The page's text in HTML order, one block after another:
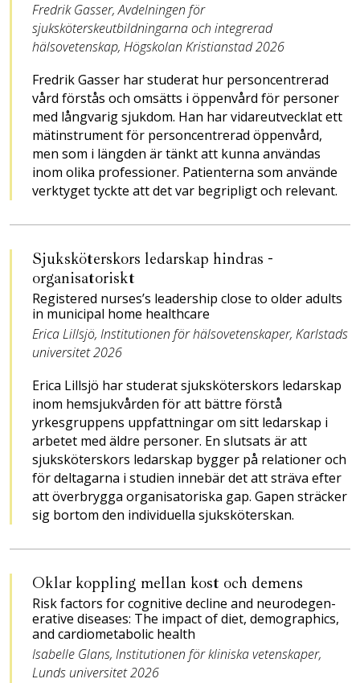
Fredrik Gasser, Avdelningen för
sjuksköterskeutbildningarna och integrerad
hälsovetenskap, Högskolan Kristianstad 2026
Fredrik Gasser har studerat­ hur personcentrerad
vård ­för­stås och omsätts i öppenvård för personer
med lång­varig sjukdom. Han har vidareutveckla­t­ ett
mät­in­stru­ment för personcentrerad ­öppenvård,
men som i längden är tänkt att kunna an­vändas
inom olika professioner. ­Patienterna som använde
verktyget tyckte att det ­var begripligt och relevant.
Sjuksköterskors ­ledarskap hindras ­
organisatoriskt
Registered nurses’s leadership close to older adults
in municipal home healthcare
Erica Lillsjö, Institutionen för hälsovetenskaper, Karlstads
universitet 2026
Erica Lillsjö har studerat ­sjuksköterskors ledarskap
inom hemsjukvården för att bättre förstå
yrkesgruppens uppfattningar om sitt ledarskap i
arbetet med äldre per­soner. En slutsats är att
sjuksköterskors ledarskap bygger på relationer och
för deltagarna i studien innebär det att sträva efter
att överbrygga organisatoriska gap. Gapen sträcker
sig bortom den individuella sjuksköterskan.
Oklar koppling mellan kost och demens
Risk factors for cognitive ­de­cline and neurodegen­
erative diseases: The impact of diet, demographics,
and cardio­metabolic health
Isabelle Glans, Institutionen för kliniska vetenskaper,
Lunds universitet 2026